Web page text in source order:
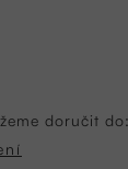
doručit do: